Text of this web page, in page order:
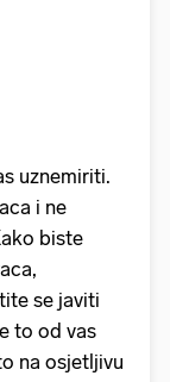
uznemiriti.
i ne
biste
se javiti
to od vas
na osjetljivu